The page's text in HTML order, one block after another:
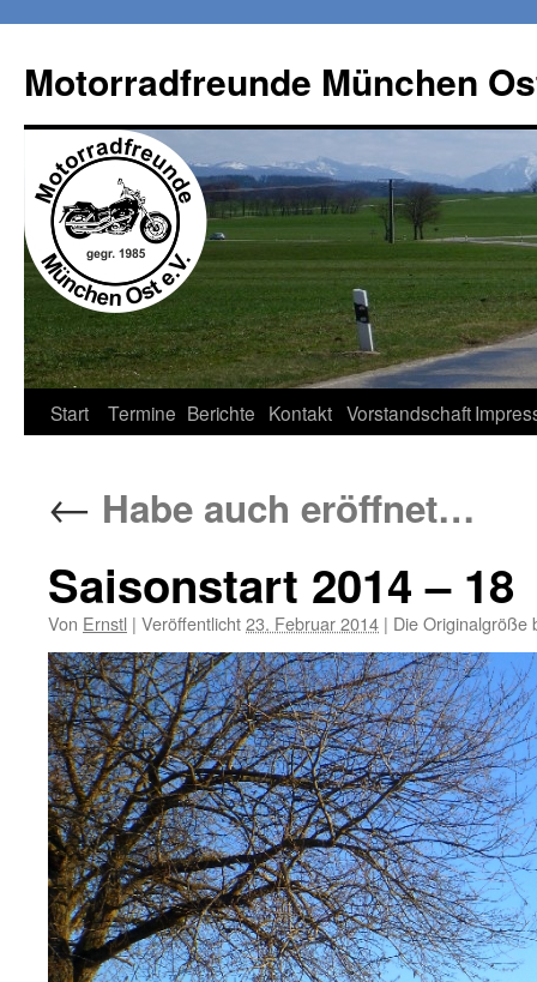
springen
Motorradfreunde München
Start Termine Berichte Kontakt Vorstandschaft
← Habe auch eröffnet…
Saisonstart 2014 – 18
Von Ernstl | Veröffentlicht23. Februar 2014 | Die Originalgröße